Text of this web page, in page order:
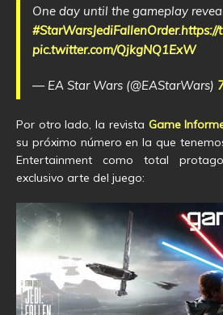
One day until the gameplay
#StarWarsJediFallenOrder.https://
pic.twitter.com/QjkgNQ1ExW
— EA Star Wars (@EAStarWars)
Por otro lado, la revista Game
su próximo número en la que
Entertainment como total
exclusivo arte del juego: